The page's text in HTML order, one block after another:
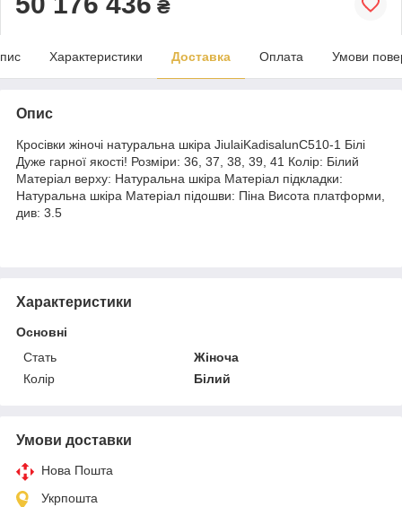
₴
Характеристики Доставка Оплата Умови
Опис
Кросівки жіночі натуральна шкіра JiulaiKadisalunC510-1 Білі
Дуже гарної якості! Розміри: 36, 37, 38, 39, 41 Колір: Білий
Матеріал верху: Натуральна шкіра Матеріал підкладки:
Натуральна шкіра Матеріал підошви: Піна Висота платформи,
див: 3.5
Характеристики
Основні
Стать
Жіноча
Колір
Білий
Умови доставки
Нова Пошта
Укрпошта